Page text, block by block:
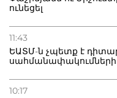
ունեցել
11:43
ԵԱՏՄ-ն չպետք է
10:17